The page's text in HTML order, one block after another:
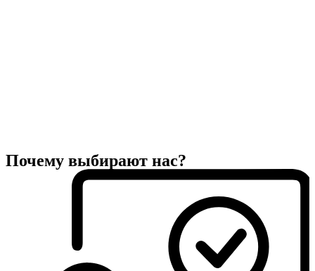
Почему выбирают нас?